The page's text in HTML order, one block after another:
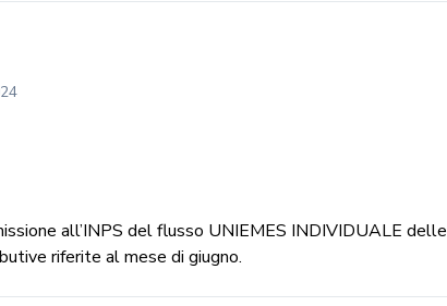
all’INPS del flusso UNIEMES INDIVIDUALE delle
riferite al mese di giugno.